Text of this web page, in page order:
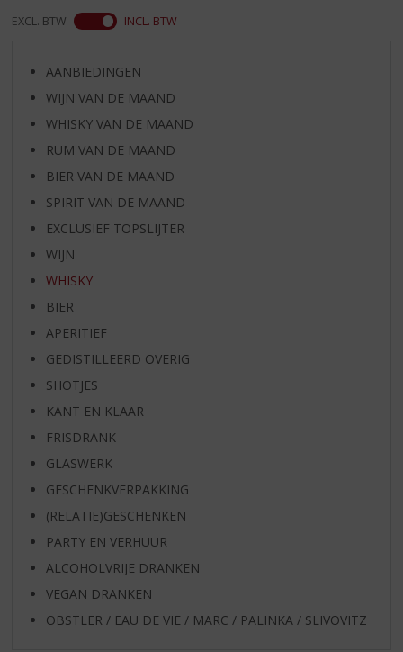
EXCL. BTW INCL. BTW
AANBIEDINGEN
WIJN VAN DE MAAND
WHISKY VAN DE MAAND
RUM VAN DE MAAND
BIER VAN DE MAAND
SPIRIT VAN DE MAAND
EXCLUSIEF TOPSLIJTER
WIJN
WHISKY
BIER
APERITIEF
GEDISTILLEERD OVERIG
SHOTJES
KANT EN KLAAR
FRISDRANK
GLASWERK
GESCHENKVERPAKKING
(RELATIE)GESCHENKEN
PARTY EN VERHUUR
ALCOHOLVRIJE DRANKEN
VEGAN DRANKEN
OBSTLER / EAU DE VIE / MARC / PALINKA / SLIVOVITZ